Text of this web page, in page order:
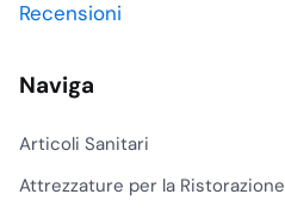
Recensioni
Naviga
Articoli Sanitari
Attrezzature per la Ristorazione